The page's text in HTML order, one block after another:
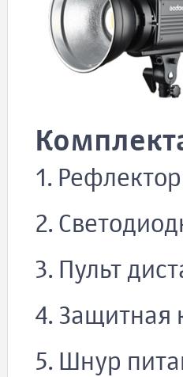
1. Рефлектор
2.
3. Пульт
4. Защитная
5. Шнур